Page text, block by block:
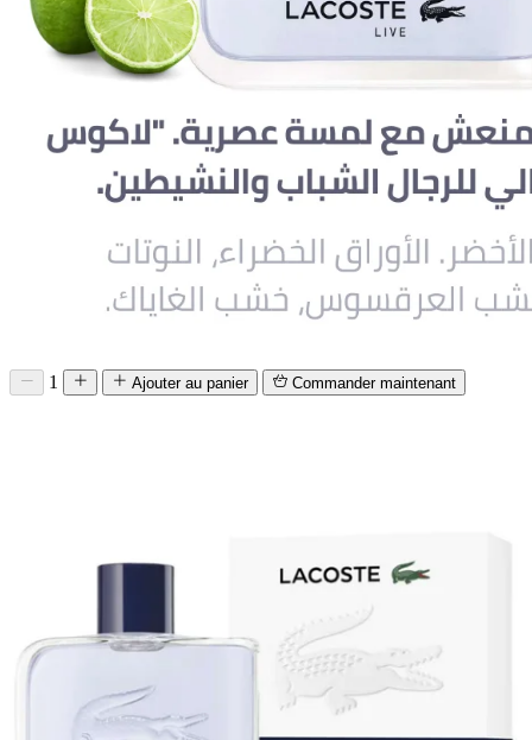
1 Ajouter au panier Commander maintenant